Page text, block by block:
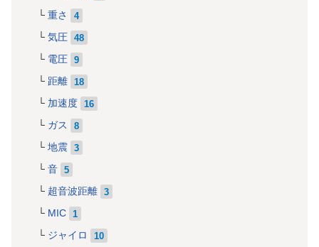
重さ 4
気圧 48
電圧 9
距離 18
加速度 16
ガス 8
地震 3
音 5
超音波距離 3
MIC 1
ジャイロ 10